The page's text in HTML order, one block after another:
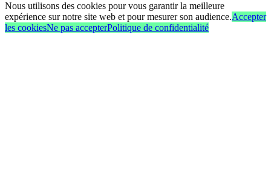
Nous utilisons des cookies pour vous garantir la meilleure
expérience sur notre site web et pour mesurer son audience.Accepter
les cookiesNe pas accepterPolitique de confidentialité